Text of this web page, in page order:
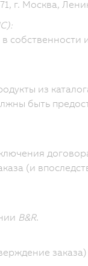
Москва,
из
быть
(и
B&R.
заказа)